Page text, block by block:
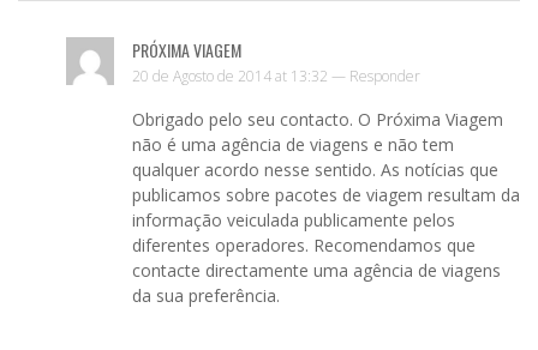
PRÓXIMA VIAGEM
20 de Agosto de 2014 at 13:32 — Responder
Obrigado pelo seu contacto. O Próxima Viagem
não é uma agência de viagens e não tem
qualquer acordo nesse sentido. As notícias que
publicamos sobre pacotes de viagem resultam da
informação veiculada publicamente pelos
diferentes operadores. Recomendamos que
contacte directamente uma agência de viagens
da sua preferência.